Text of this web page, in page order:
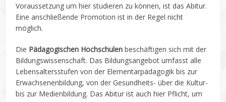
Voraussetzung um hier studieren zu können, ist das Abitur.
Eine anschließende Promotion ist in der Regel nicht
möglich.
Die Pädagogischen Hochschulenbeschäftigen sich mit der
Bildungswissenschaft. Das Bildungsangebot umfasst alle
Lebensaltersstufen von der Elementarpädagogik bis zur
Erwachsenenbildung, von der Gesundheits- über die Kultur-
bis zur Medienbildung. Das Abitur ist auch hier Pflicht, um